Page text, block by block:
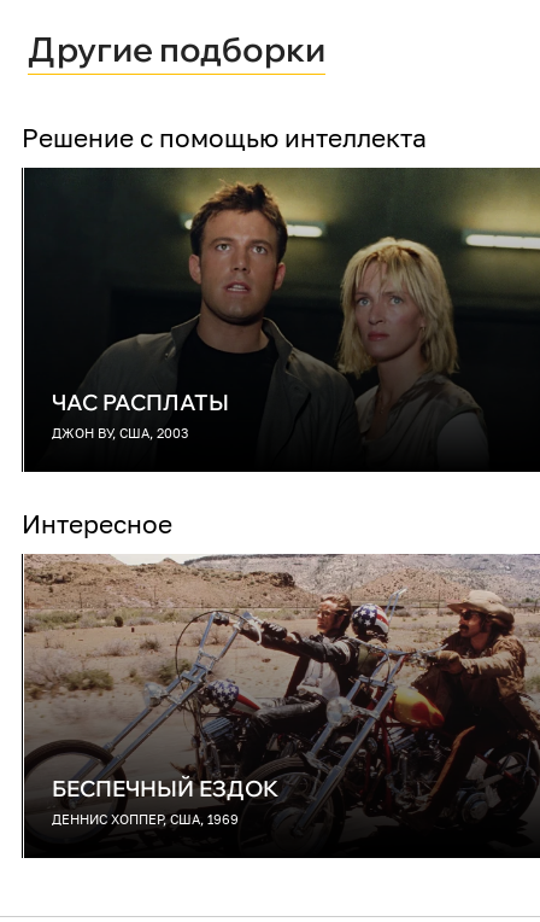
Другие подборки
Решение с помощью интеллекта
ЧАС РАСПЛАТЫ
ДЖОН ВУ, США, 2003
Интересное
БЕСПЕЧНЫЙ ЕЗДОК
ДЕННИС ХОППЕР, США, 1969